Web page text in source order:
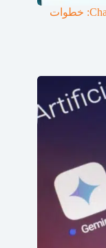
حل مشكلة اختفاء المحادثات في تطبيق ChatGPT: خطوات